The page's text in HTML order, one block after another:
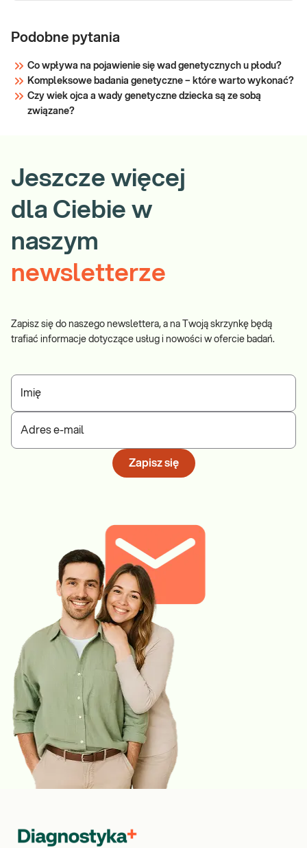
Podobne pytania
Co wpływa na pojawienie się wad genetycznych u płodu?
Kompleksowe badania genetyczne – które warto wykonać?
Czy wiek ojca a wady genetyczne dziecka są ze sobą
związane?
Jeszcze więcej
dla Ciebie w
naszym
newsletterze
Zapisz się do naszego newslettera, a na Twoją skrzynkę będą
trafiać informacje dotyczące usług i nowości w ofercie badań.
Imię
Adres e-mail
Zapisz się